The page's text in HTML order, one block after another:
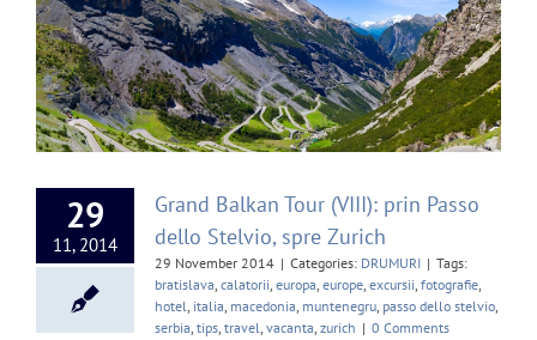
29
11, 2014
Grand Balkan Tour (VIII): prin Passo
dello Stelvio, spre Zurich
29 November 2014 | Categories: DRUMURI | Tags:
bratislava calatorii europa europe excursii fotografie
hotel italia macedonia muntenegru passo dello stelvio
serbia tips travel vacanta zurich | 0 Comments